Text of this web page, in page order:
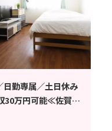
勤専属／土日休み
30万円可能≪佐賀県